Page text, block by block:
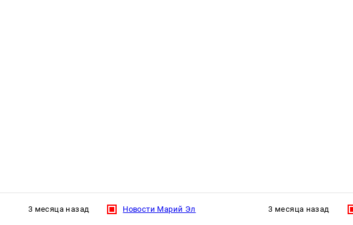
3 месяца назад Новости Марий Эл 3 месяца назад